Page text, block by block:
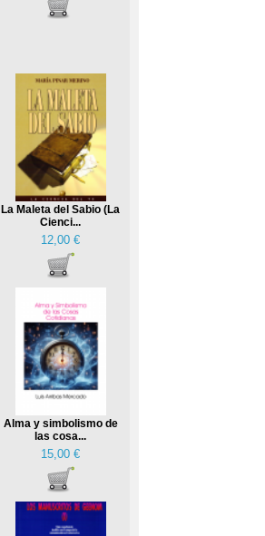
La Maleta del Sabio (La
Cienci...
12,00 €
Alma y simbolismo de
las cosa...
15,00 €